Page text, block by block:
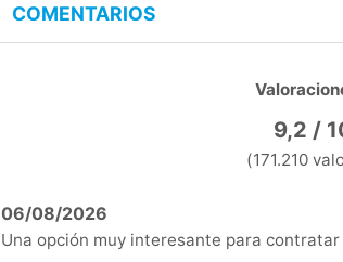
COMENTARIOS
9,2 /
(171.210
06/08/2026
Una opción muy interesante para